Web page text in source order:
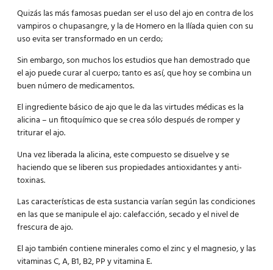
Quizás las más famosas puedan ser el uso del ajo en contra de los
vampiros o chupasangre, y la de Homero en la Ilíada quien con su
uso evita ser transformado en un cerdo;
Sin embargo, son muchos los estudios que han demostrado que
el ajo puede curar al cuerpo; tanto es así, que hoy se combina un
buen número de medicamentos.
El ingrediente básico de ajo que le da las virtudes médicas es la
alicina – un fitoquímico que se crea sólo después de romper y
triturar el ajo.
Una vez liberada la alicina, este compuesto se disuelve y se
haciendo que se liberen sus propiedades antioxidantes y anti-
toxinas.
Las características de esta sustancia varían según las condiciones
en las que se manipule el ajo: calefacción, secado y el nivel de
frescura de ajo.
El ajo también contiene minerales como el zinc y el magnesio, y las
vitaminas C, A, B1, B2, PP y vitamina E.